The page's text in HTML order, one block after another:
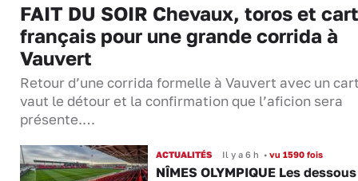
FAIT DU SOIR Chevaux, toros et
français pour une grande corrida à
Vauvert
Retour d’une corrida formelle à Vauvert avec un
vaut le détour et la confirmation que l’aficion sera
présente.…
ACTUALITÉS Il y a 6 h •vu 1590 fois
NÎMES OLYMPIQUE Les